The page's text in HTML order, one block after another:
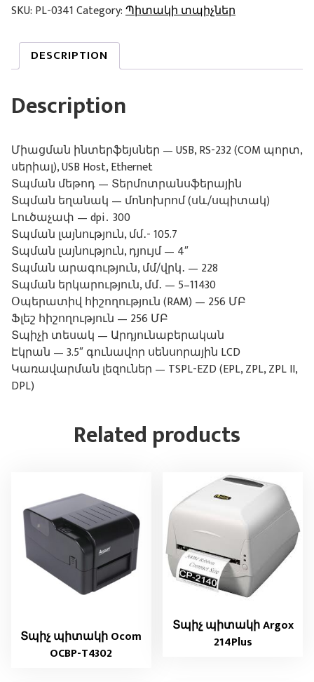
SKU: PL-0341Category:Պիտակի տպիչներ
DESCRIPTION
Description
Միացման ինտերֆեյսներ — USB, RS-232 (COM պորտ,
սերիալ), USB Host, Ethernet
Տպման մեթոդ — Տերմոտրանսֆերային
Տպման եղանակ — մոնոխրոմ (սև/սպիտակ)
Լուծաչափ — dpi․ 300
Տպման լայնություն, մմ․- 105.7
Տպման լայնություն, դյույմ — 4″
Տպման արագություն, մմ/վրկ․ — 228
Տպման երկարություն, մմ․ — 5–11430
Օպերատիվ հիշողություն (RAM) — 256 ՄԲ
Ֆլեշ հիշողություն — 256 ՄԲ
Տպիչի տեսակ — Արդյունաբերական
Էկրան — 3.5″ գունավոր սենսորային LCD
Կառավարման լեզուներ — TSPL-EZD (EPL, ZPL, ZPL II,
DPL)
Related products
Տպիչ պիտակի Ocom
OCBP-T4302
Տպիչ պիտակի Argox
214Plus